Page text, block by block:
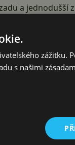
a
zážitku.
s našimi